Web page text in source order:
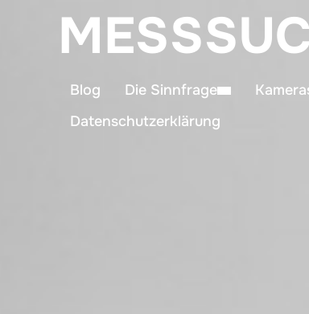
Blog Die Sinnfrage
Datenschutzerklärung